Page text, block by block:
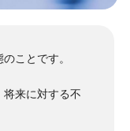
ことです。
来に対する不